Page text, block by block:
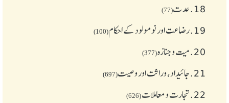
18. عدت(77)
19. رضاعت اور نومولود کے احکام(100)
20. میت و جنازہ(377)
21. جائیداد، وراثت اور وصیت(697)
22. تجارت و معاملات(626)